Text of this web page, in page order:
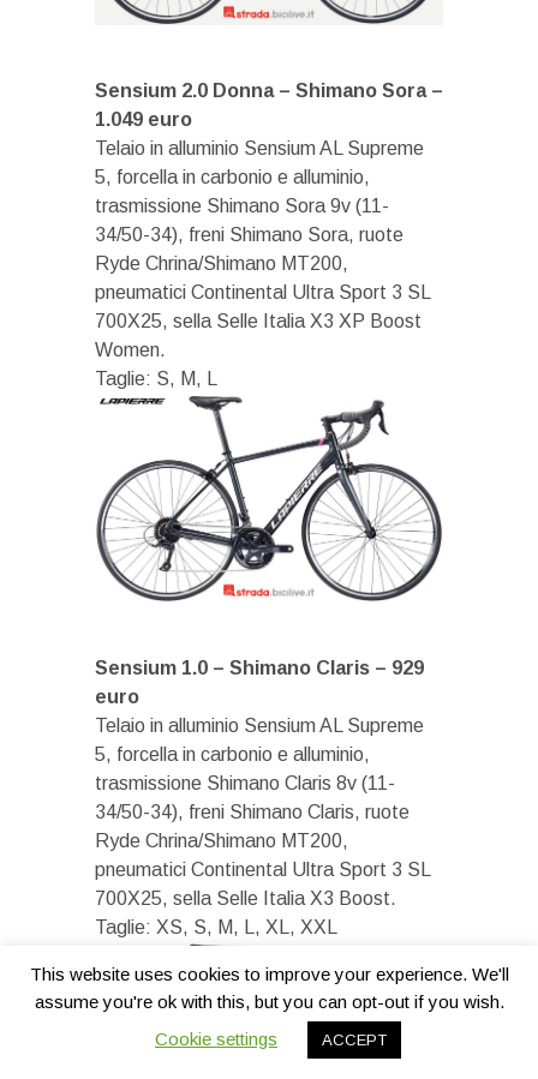
Sensium 2.0 Donna – Shimano Sora –
1.049 euro
Telaio in alluminio Sensium AL Supreme
5, forcella in carbonio e alluminio,
trasmissione Shimano Sora 9v (11-
34/50-34), freni Shimano Sora, ruote
Ryde Chrina/Shimano MT200,
pneumatici Continental Ultra Sport 3 SL
700X25, sella Selle Italia X3 XP Boost
Women.
Taglie: S, M, L
Sensium 1.0 – Shimano Claris – 929
euro
Telaio in alluminio Sensium AL Supreme
5, forcella in carbonio e alluminio,
trasmissione Shimano Claris 8v (11-
34/50-34), freni Shimano Claris, ruote
Ryde Chrina/Shimano MT200,
pneumatici Continental Ultra Sport 3 SL
700X25, sella Selle Italia X3 Boost.
Taglie: XS, S, M, L, XL, XXL
This website uses cookies to improve your experience. We'll
assume you're ok with this, but you can opt-out if you wish.
Cookie settings
ACCEPT